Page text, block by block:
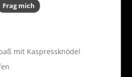
Frag mich
mit Kaspressknödel